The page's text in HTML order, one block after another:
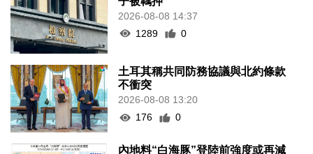
2026-08-08 14:37
1289
0
土耳其稱共同防務協議與北約條款
不衝突
2026-08-08 13:20
176
0
內地料“白海豚”登陸前強度或再減